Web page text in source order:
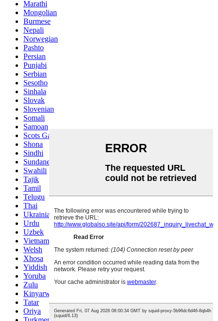
Marathi
Mongolian
Burmese
Nepali
Norwegian
Pashto
Persian
Punjabi
Serbian
Sesotho
Sinhala
Slovak
Slovenian
Somali
Samoan
Scots Gaelic
Shona
Sindhi
Sundanese
Swahili
Tajik
Tamil
Telugu
Thai
Ukrainian
Urdu
Uzbek
Vietnamese
Welsh
Xhosa
Yiddish
Yoruba
Zulu
Kinyarwanda
Tatar
Oriya